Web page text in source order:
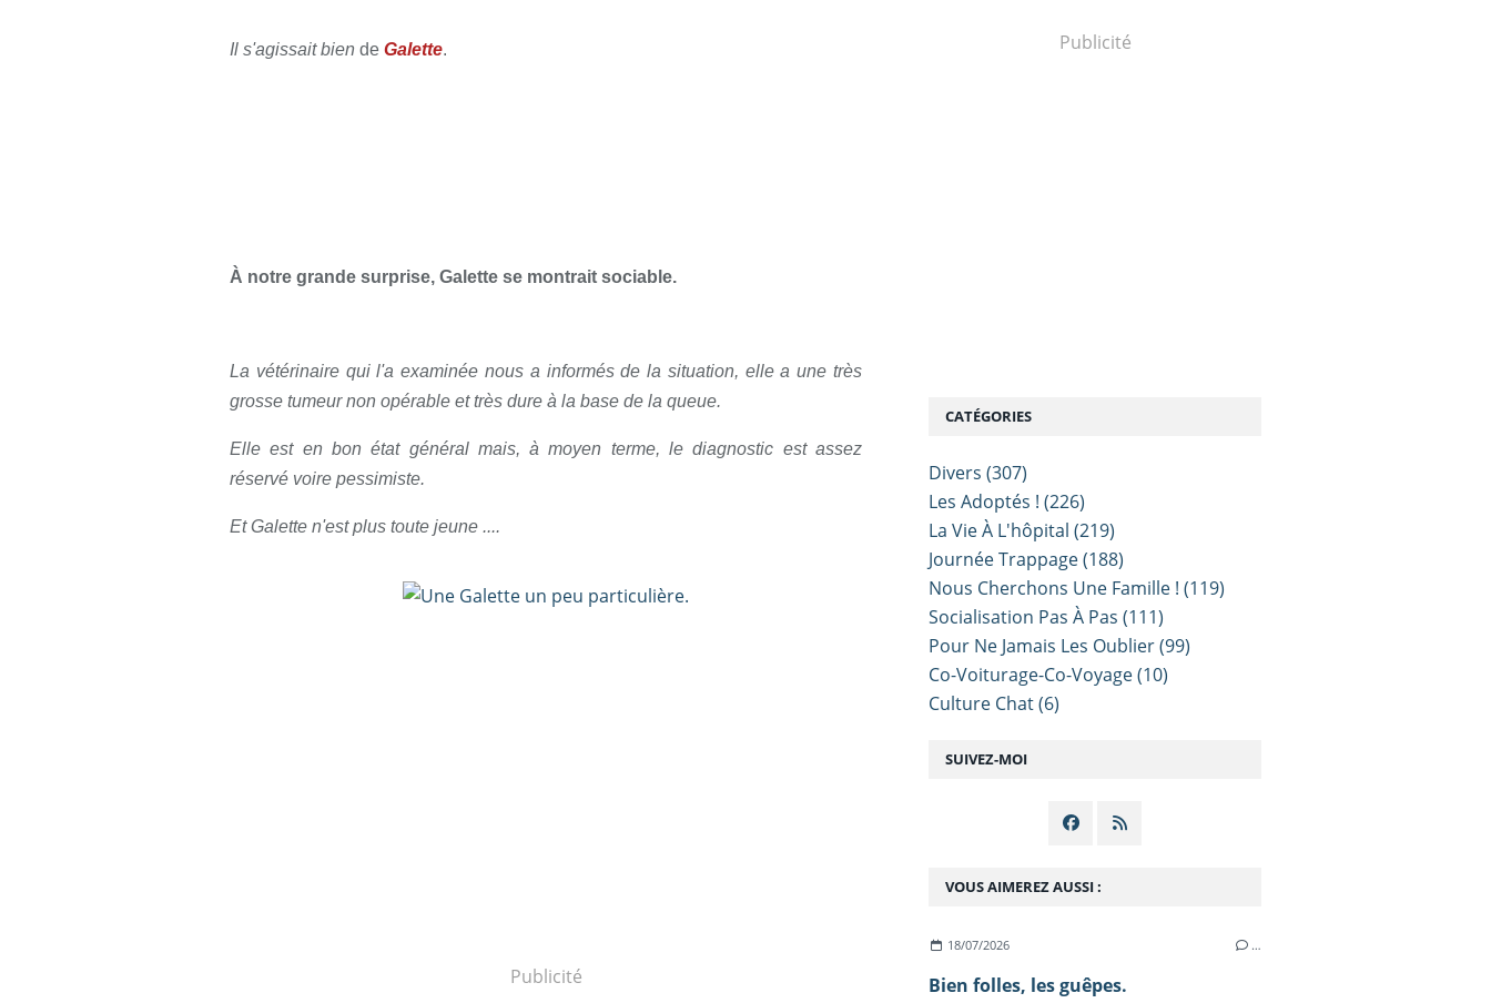
Il s'agissait bien de Galette.
À notre grande surprise, Galette se montrait sociable.
La vétérinaire qui l'a examinée nous a informés de la situation, elle a une très
grosse tumeur non opérable et très dure à la base de la queue.
Elle est en bon état général mais, à moyen terme, le diagnostic est assez
réservé voire pessimiste.
Et Galette n'est plus toute jeune ....
Publicité
SUIVEZ-MOI
Publicité
VOUS AIMEREZ AUSSI :
18/07/2026 …
Bien folles, les guêpes.
CATÉGORIES
Divers (307)
Les Adoptés ! (226)
La Vie À L'hôpital (219)
Journée Trappage(188)
Nous Cherchons Une Famille ! (119)
Socialisation Pas À Pas (111)
Pour Ne Jamais Les Oublier(99)
Co-Voiturage-Co-Voyage(10)
Culture Chat(6)